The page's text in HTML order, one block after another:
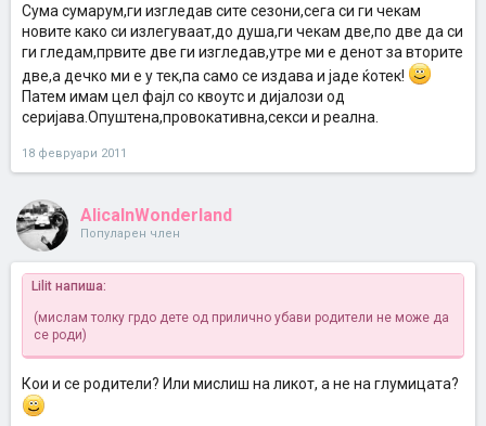
Сума сумарум,ги изгледав сите сезони,сега си ги чекам
новите како си излегуваат,до душа,ги чекам две,по две да си
ги гледам,првите две ги изгледав,утре ми е денот за вторите
две,а дечко ми е у тек,па само се издава и јаде ќотек!
Патем имам цел фајл со квоутс и дијалози од
серијава.Опуштена,провокативна,секси и реална.
18 февруари 2011
AlicaInWonderland
Популарен член
Lilit напиша:
(мислам толку грдо дете од прилично убави родители не може да
се роди)
Кои и се родители? Или мислиш на ликот, а не на глумицата?